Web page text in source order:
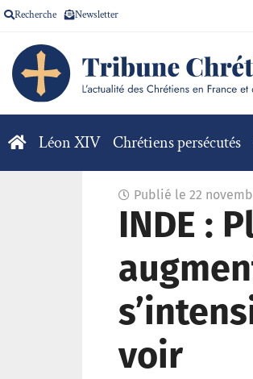
Recherche Newsletter
Léon XIV Chrétiens persécutés
Publié le 22
INDE :
voir